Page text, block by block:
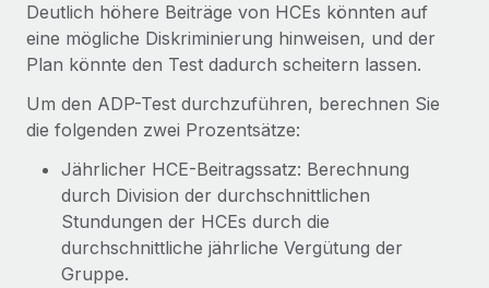
Deutlich höhere Beiträge von HCEs könnten auf
eine mögliche Diskriminierung hinweisen, und der
Plan könnte den Test dadurch scheitern lassen.
Um den ADP-Test durchzuführen, berechnen Sie
die folgenden zwei Prozentsätze:
Jährlicher HCE-Beitragssatz: Berechnung
durch Division der durchschnittlichen
Stundungen der HCEs durch die
durchschnittliche jährliche Vergütung der
Gruppe.